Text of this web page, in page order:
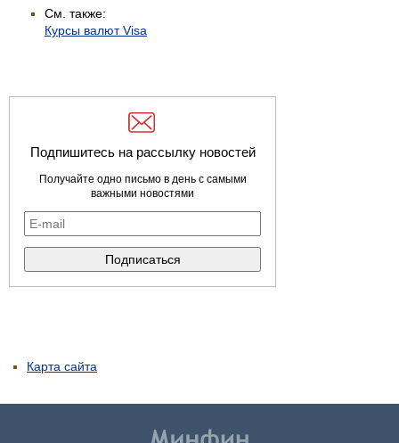
См. также:
Курсы валют Visa
Подпишитесь на рассылку новостей
Получайте одно письмо в день с самыми
важными новостями
Карта сайта